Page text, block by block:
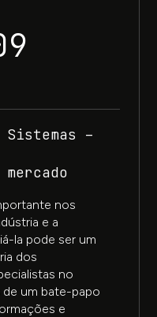
–
nos
e a
la pode ser um
dos
no
um bate-papo
e